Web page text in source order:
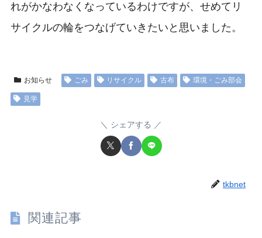
れがかなわなくなっているわけですが、せめてリ
サイクルの輪をつなげていきたいと思いました。
お知らせ ごみ リサイクル 古布 環境・ごみ部会
見学
シェアする
tkbnet
関連記事